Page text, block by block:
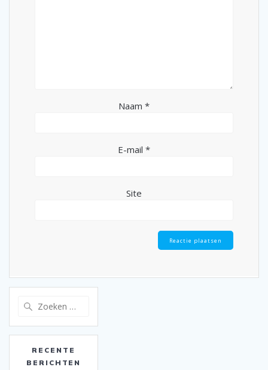
Naam *
E-mail *
Site
Zoeken
naar:
RECENTE
BERICHTEN